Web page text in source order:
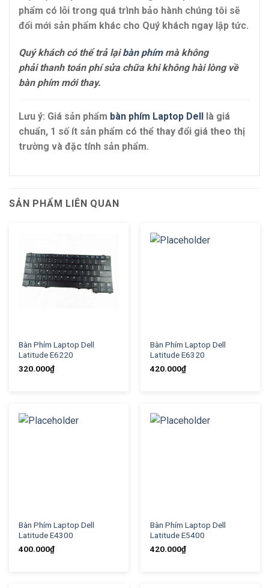
phẩm có lỗi trong quá trình bảo hành chúng tôi sẽ
đổi mới sản phẩm khác cho Quý khách ngay lập tức.
Quý khách có thể trả lạibàn phímmà không
phải thanh toán phí sửa chữa khi không hài lòng về
bàn phím mới thay.
Lưu ý: Giá sản phẩm bàn phím Laptop Dell
là giá
chuẩn, 1 số ít sản phẩm có thể thay đổi giá theo thị
trường và đặc tính sản phẩm.
SẢN PHẨM LIÊN QUAN
Bàn Phím Laptop Dell
Latitude E6220
320.000₫
Bàn Phím Laptop Dell
Latitude E6320
420.000₫
Bàn Phím Laptop Dell
Latitude E4300
400.000₫
Bàn Phím Laptop Dell
Latitude E5400
420.000₫